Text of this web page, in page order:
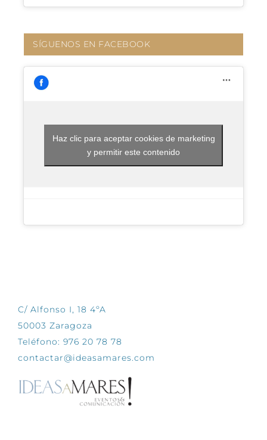
SÍGUENOS EN FACEBOOK
Haz clic para aceptar cookies de marketing
y permitir este contenido
C/ Alfonso I, 18 4ºA
50003 Zaragoza
Teléfono: 976 20 78 78
contactar@ideasamares.com